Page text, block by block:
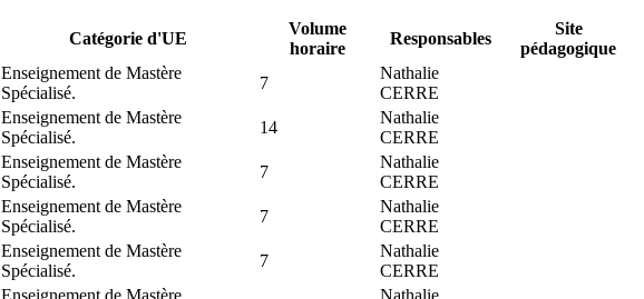
Catégorie d'UE
Volume
horaire
Responsables
Site
pédagogique
Enseignement de Mastère
Spécialisé.
7
Nathalie
CERRE
Enseignement de Mastère
Spécialisé.
14
Nathalie
CERRE
Enseignement de Mastère
Spécialisé.
7
Nathalie
CERRE
Enseignement de Mastère
Spécialisé.
7
Nathalie
CERRE
Enseignement de Mastère
Spécialisé.
7
Nathalie
CERRE
Enseignement de Mastère
Nathalie